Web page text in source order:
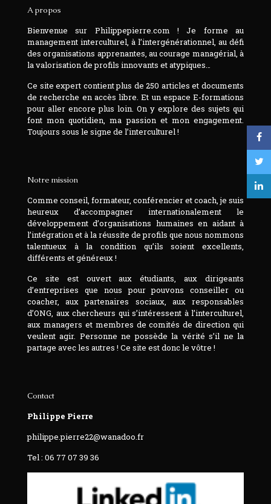
A propos
Bienvenue sur Philippepierre.com ! Je forme au
management interculturel, à l’intergénérationnel, au défi
des organisations apprenantes, au courage managérial, à
la valorisation de profils innovants et atypiques…
Ce site expert contient plus de 250 articles et documents
de recherche en accès libre. Et un espace E-formations
pour aller encore plus loin. On y explore des sujets qui
font mon quotidien, ma passion et mon engagement.
Toujours sous le signe de l’interculturel !
Notre mission
Comme conseil, formateur, conférencier et coach, je suis
heureux d’accompagner internationalement le
développement d’organisations humaines en aidant à
l’intégration et à la réussite de profils que nous nommons
talentueux à la condition qu’ils soient excellents,
différents et généreux !
Ce site est ouvert aux étudiants, aux dirigeants
d’entreprises que nous pour pouvons conseiller ou
coacher, aux partenaires sociaux, aux responsables
d’ONG, aux chercheurs qui s’intéressent à l’interculturel,
aux managers et membres de comités de direction qui
veulent agir. Personne ne possède la vérité s’il ne la
partage avec les autres ! Ce site est donc le vôtre !
Contact
Philippe Pierre
philippe.pierre22@wanadoo.fr
Tel : 06 77 07 39 36‬